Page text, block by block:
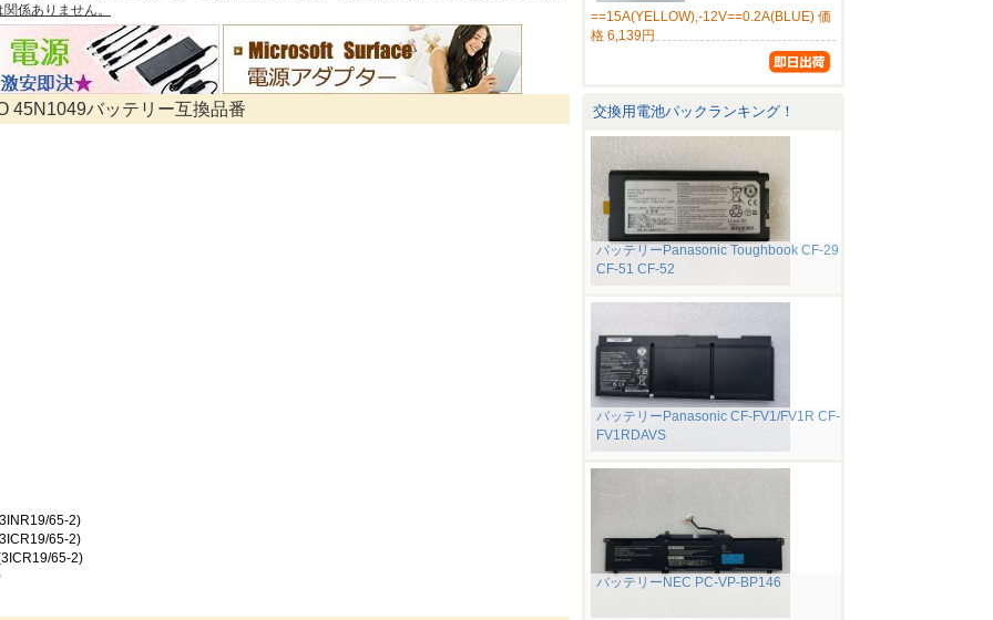
係ありません。
45N1049バッテリー互換品番
65-2)
65-2)
65-2)
==15A(YELLOW),-12V==0.2A(BLUE) 価
格 6,139円
交換用電池パックランキング！
バッテリーPanasonic Toughbook CF-29
CF-51 CF-52
バッテリーPanasonic CF-FV1/FV1R CF-
FV1RDAVS
バッテリーNEC PC-VP-BP146